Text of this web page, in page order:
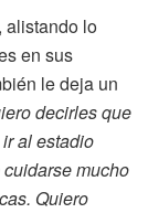
alistando lo
en sus
le deja un
decirles que
al estadio
mucho
Quiero